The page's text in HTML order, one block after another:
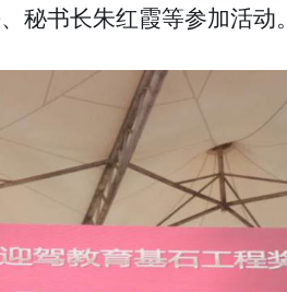
秘书长朱红霞等参加活动。